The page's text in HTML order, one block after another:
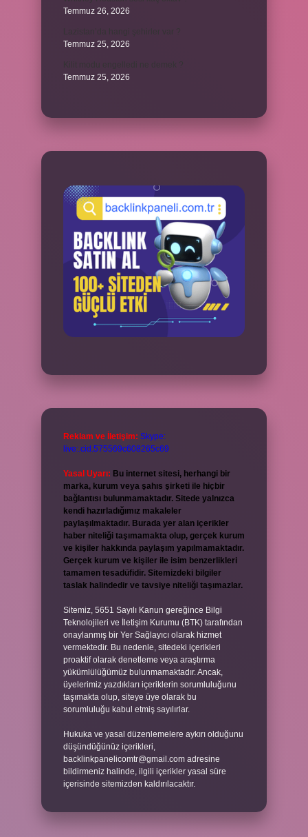
Temmuz 26, 2026
Temmuz 25, 2026
Temmuz 25, 2026
Reklam ve İletişim: Skype:
live:.cid.575569c608265c69
Yasal Uyarı: Bu internet sitesi, herhangi bir
marka, kurum veya şahıs şirketi ile hiçbir
bağlantısı bulunmamaktadır. Sitede yalnızca
kendi hazırladığımız makaleler
paylaşılmaktadır. Burada yer alan içerikler
haber niteliği taşımamakta olup, gerçek kurum
ve kişiler hakkında paylaşım yapılmamaktadır.
Gerçek kurum ve kişiler ile isim benzerlikleri
tamamen tesadüfidir. Sitemizdeki bilgiler
taslak halindedir ve tavsiye niteliği taşımazlar.
Sitemiz, 5651 Sayılı Kanun gereğince Bilgi
Teknolojileri ve İletişim Kurumu (BTK) tarafından
onaylanmış bir Yer Sağlayıcı olarak hizmet
vermektedir. Bu nedenle, sitedeki içerikleri
proaktif olarak denetleme veya araştırma
yükümlülüğümüz bulunmamaktadır. Ancak,
üyelerimiz yazdıkları içeriklerin sorumluluğunu
taşımakta olup, siteye üye olarak bu
sorumluluğu kabul etmiş sayılırlar.
Hukuka ve yasal düzenlemelere aykırı olduğunu
düşündüğünüz içerikleri,
backlinkpanelicomtr@gmail.com adresine
bildirmeniz halinde, ilgili içerikler yasal süre
içerisinde sitemizden kaldırılacaktır.